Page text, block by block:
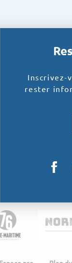
Inscrivez-
rester